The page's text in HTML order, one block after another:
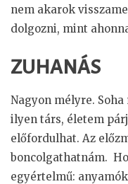
nem akarok
dolgozni, mint
ZUHANÁS
Nagyon mélyre.
ilyen társ, életem
előfordulhat. Az
boncolgathatnám.
egyértelmű: